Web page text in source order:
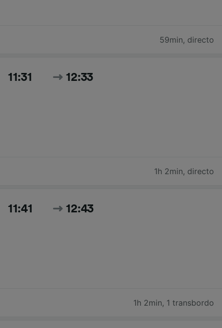
59min, directo
11:31 12:33
1h 2min, directo
11:41 12:43
1h 2min, 1 transbordo